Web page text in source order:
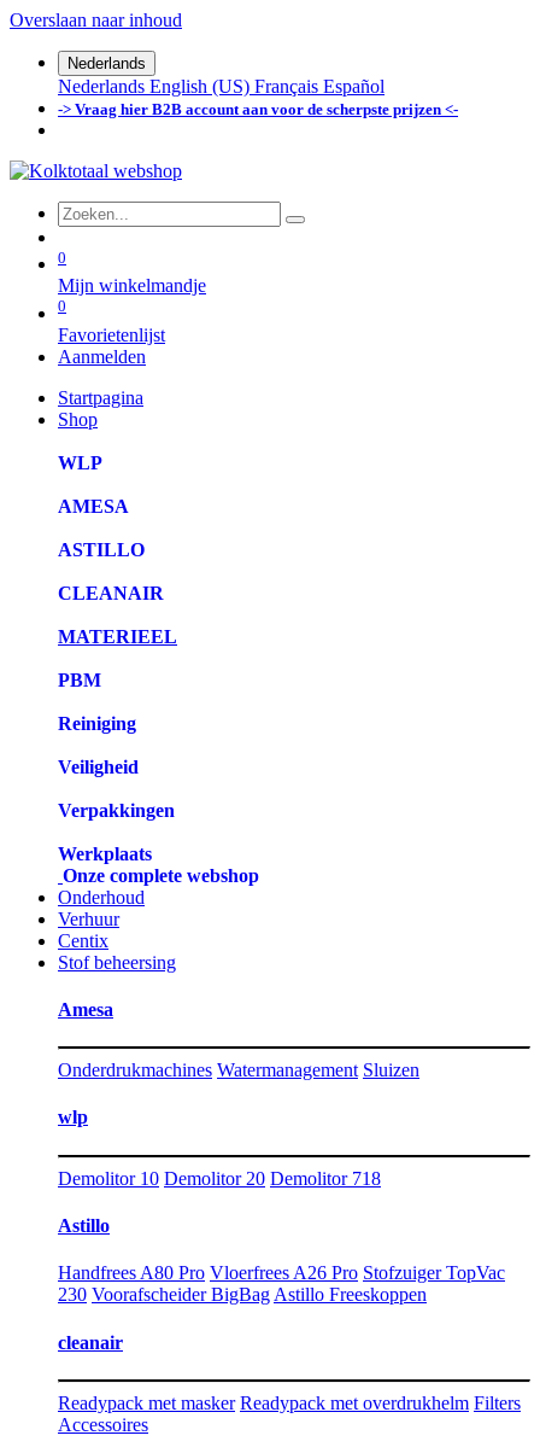
Overslaan naar inhoud
Nederlands
Nederlands English (US) Français Español
-> Vraag hier B2B account aan voor de scherpste prijzen <-
0
Mijn winkelmandje
0
Favorietenlijst
Aanmelden
Startpagina
Shop
WLP
AMESA
ASTILLO
CLEANAIR
MATERIEEL
PBM
Reiniging
Veiligheid
Verpakkingen
Werkplaats
Onze complete webshop
Onderhoud
Verhuur
Centix
Stof beheersing
Amesa
Onderdrukmachines Watermanagement Sluizen
wlp
Demolitor 10 Demolitor 20 Demolitor 718
Astillo
Handfrees A80 Pro Vloerfrees A26 Pro Stofzuiger TopVac
230 Voorafscheider BigBag Astillo Freeskoppen
cleanair
Readypack met masker Readypack met overdrukhelm Filters
Accessoires